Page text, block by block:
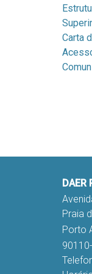
Carta
DAER
Praia
Porto